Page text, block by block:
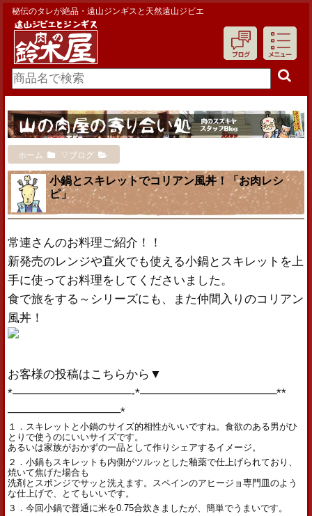
秘伝のタレが絶品・遠山ジンギスと天然遠山ジビエ
ホーム ▽ブログ
小鍋とスキレットでコリアン風丼！「お肉レシ
ピ」
常連さんのお料理ご紹介！！
新発売のレンジや直火でも使える小鍋とスキレットを上
手に使ってお料理をしてくださいました。
食で旅をする～シリーズにも、また仲間入りのコリアン
風丼！
お客様の投稿はこちらから▼
*——————————-*———————————–**
—————————–*
１．スキレットと小鍋のサイズ的相性がいいですね。食欲のある男がひ
とりで使うのにいいサイズです。
あるいは家族がおかずの一品として作りシェアするイメージ。
２．小鍋もスキレットも内側がツルッとした釉薬で仕上げられており、
焼いて焦げた場合も
洗剤とスポンジでサッと洗えます。スペインのアヒージョ専門皿のよう
な仕上げで、とてもいいです。
３．今回小鍋で普通に米を0.75合炊きましたが、簡単でうまいです。